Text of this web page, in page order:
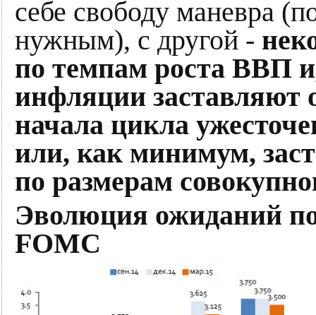
себе свободу маневра
нужным), с другой -
по темпам роста ВВП
инфляции заставляют
начала цикла
или, как минимум,
по размерам
Эволюция ожиданий
FOMC